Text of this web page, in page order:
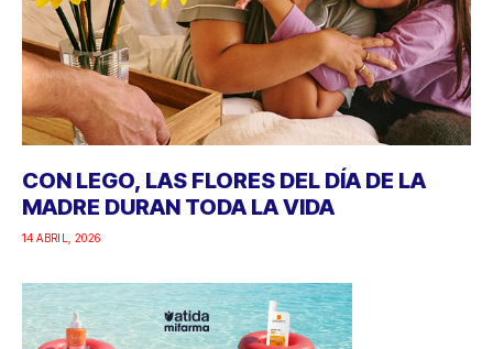
CON LEGO, LAS FLORES DEL DÍA DE LA
MADRE DURAN TODA LA VIDA
14 ABRIL, 2026